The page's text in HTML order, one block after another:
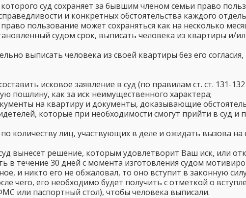
суд сохраняет за бывшим членом семьи право
и конкретных обстоятельства каждого
пользование может сохраняться как на несколько
судом срок, выписать человека из квартиры и/
выписать человека из своей квартиры без его
исковое заявление в суд (по правилам ст. ст. 131-
пошлину, как за иск неимущественного характера;
на квартиру и документы, доказывающие
которые при необходимости смогут прийти в суд и
количеству лиц, участвующих в деле и ожидать вызова на
вынесет решение, которым удовлетворит Ваш иск, или
в течение 30 дней с момента изготовления судом
и никто его не обжаловал, то оно вступит в законную
чего, его необходимо будет получить с отметкой о
или паспортный стол), чтобы человека выписали.